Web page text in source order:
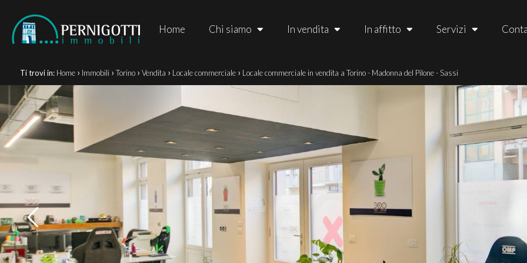
Home Chi siamo In vendita In affitto Servizi
Ti trovi in: Home › Immobili › Torino › Vendita › Locale commerciale › Locale commerciale in vendita a Torino - Madonna del Pilone - Sassi